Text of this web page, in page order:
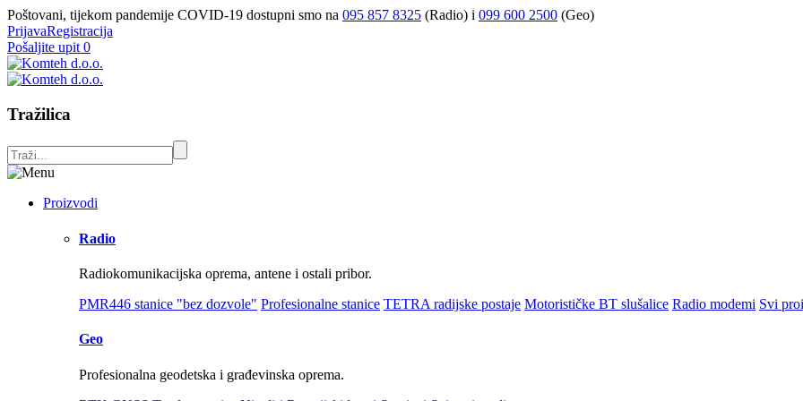
Poštovani, tijekom pandemije COVID-19 dostupni smo na 095 857 8325 (Radio) i 099 600 2500 (Geo)
PrijavaRegistracija
Pošaljite upit 0
Tražilica
Proizvodi
Radio
Radiokomunikacijska oprema, antene i ostali pribor.
PMR446 stanice "bez dozvole" Profesionalne stanice TETRA radijske postaje Motorističke BT slušalice Radio modemi Svi
Geo
Profesionalna geodetska i građevinska oprema.